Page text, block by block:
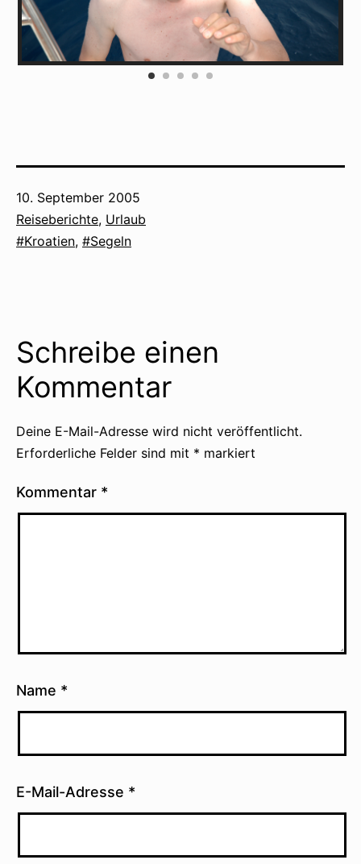
Veröffentlicht
am
10. September 2005
Kategorisiert
als
Reiseberichte, Urlaub
Verschlagwortet
Kroatien, Segeln
Schreibe einen
Kommentar
Deine E-Mail-Adresse wird nicht veröffentlicht.
Erforderliche Felder sind mit * markiert
Kommentar *
Name *
E-Mail-Adresse *